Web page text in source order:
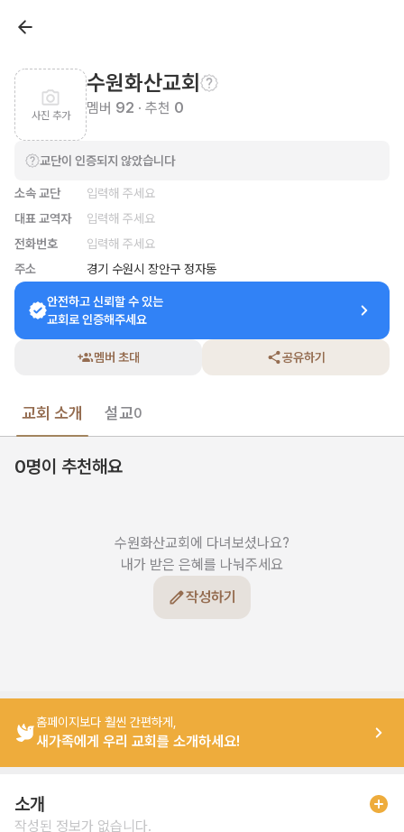
사진 추가
수원화산교회
멤버 92 · 추천 0
교단이 인증되지 않았습니다
소속 교단
입력해 주세요
대표 교역자
입력해 주세요
전화번호
입력해 주세요
주소
경기 수원시 장안구 정자동
안전하고 신뢰할 수 있는
교회로 인증해주세요
멤버 초대 공유하기
교회 소개 설교0
0명이 추천해요
수원화산교회에 다녀보셨나요?
내가 받은 은혜를 나눠주세요
작성하기
홈페이지보다 훨씬 간편하게,
새가족에게 우리 교회를 소개하세요!
소개
작성된 정보가 없습니다.